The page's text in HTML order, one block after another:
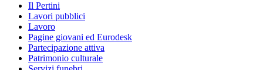
Il Pertini
Lavori pubblici
Lavoro
Pagine giovani ed Eurodesk
Partecipazione attiva
Patrimonio culturale